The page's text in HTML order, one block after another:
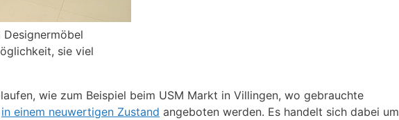
Designermöbel
sie viel
wie zum Beispiel beim USM Markt in Villingen, wo gebrauchte
in einem neuwertigen Zustand angeboten werden. Es handelt sich dabei um